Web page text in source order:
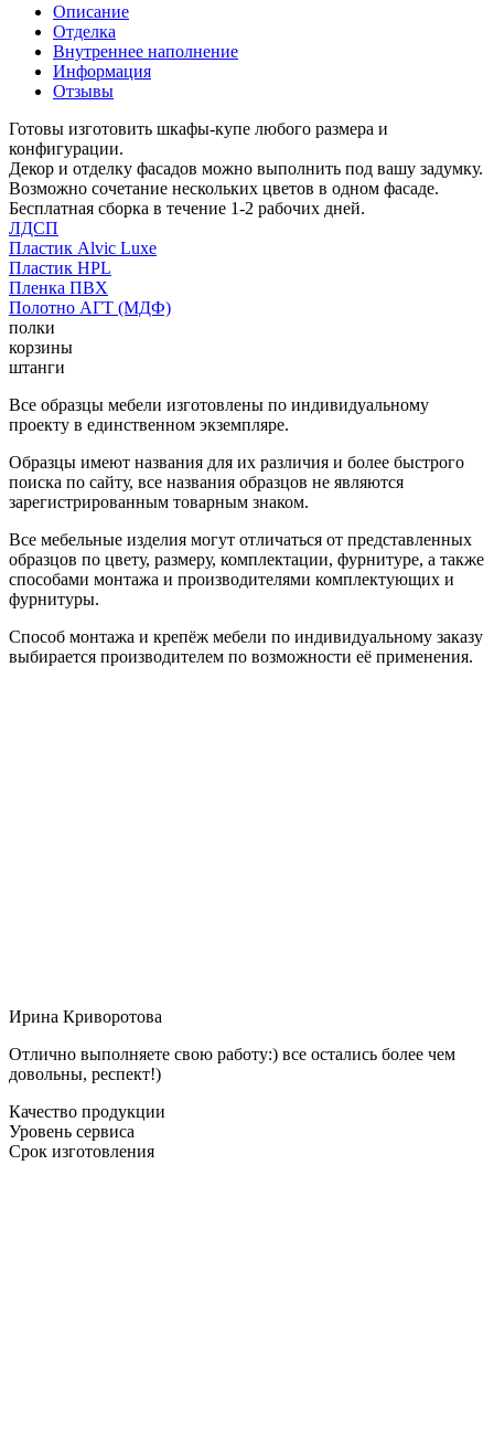
Описание
Отделка
Внутреннее наполнение
Информация
Отзывы
Готовы изготовить шкафы-купе любого размера и
конфигурации.
Декор и отделку фасадов можно выполнить под вашу задумку.
Возможно сочетание нескольких цветов в одном фасаде.
Бесплатная сборка в течение 1-2 рабочих дней.
ЛДСП
Пластик Alvic Luxe
Пластик HPL
Пленка ПВХ
Полотно АГТ (МДФ)
полки
корзины
штанги
Все образцы мебели изготовлены по индивидуальному
проекту в единственном экземпляре.
Образцы имеют названия для их различия и более быстрого
поиска по сайту, все названия образцов не являются
зарегистрированным товарным знаком.
Все мебельные изделия могут отличаться от представленных
образцов по цвету, размеру, комплектации, фурнитуре, а также
способами монтажа и производителями комплектующих и
фурнитуры.
Способ монтажа и крепёж мебели по индивидуальному заказу
выбирается производителем по возможности её применения.
Ирина Криворотова
Отлично выполняете свою работу:) все остались более чем
довольны, респект!)
Качество продукции
Уровень сервиса
Срок изготовления